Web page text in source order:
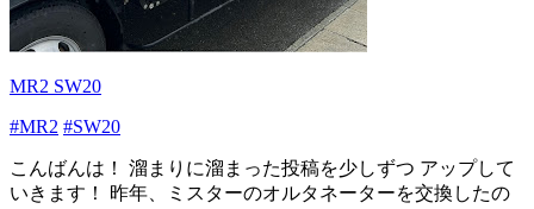
MR2 SW20
#MR2 #SW20
こんばんは！ 溜まりに溜まった投稿を少しずつ アップして
いきます！ 昨年、ミスターのオルタネーターを交換したの